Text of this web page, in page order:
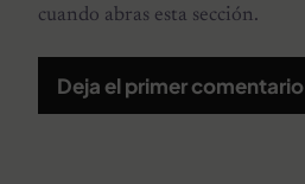
cuando abras esta sección.
Deja el primer comentario